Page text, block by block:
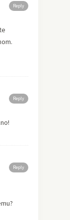
Reply
Reply
Reply